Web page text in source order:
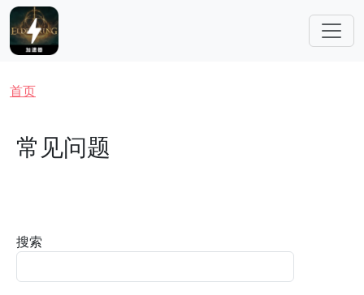
跳转到主要内容
面包屑
首页
常见问题
搜索